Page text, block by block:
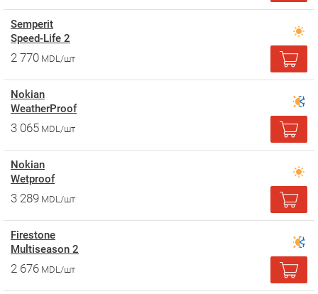
Semperit
Speed-Life 2
2 770 MDL/шт
Nokian
WeatherProof
3 065 MDL/шт
Nokian
Wetproof
3 289 MDL/шт
Firestone
Multiseason 2
2 676 MDL/шт